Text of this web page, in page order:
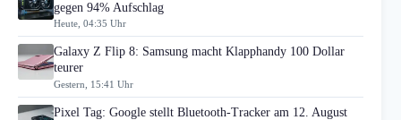
gegen 94% Aufschlag
Heute, 04:35 Uhr
Galaxy Z Flip 8: Samsung macht Klapphandy 100 Dollar
teurer
Gestern, 15:41 Uhr
Pixel Tag: Google stellt Bluetooth-Tracker am 12. August